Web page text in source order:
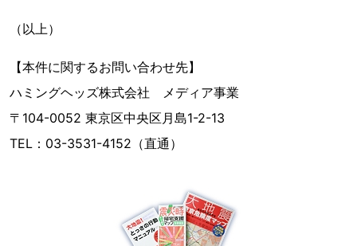
（以上）
【本件に関するお問い合わせ先】
ハミングヘッズ株式会社 メディア事業
〒104-0052 東京区中央区月島1-2-13
TEL：03-3531-4152（直通）